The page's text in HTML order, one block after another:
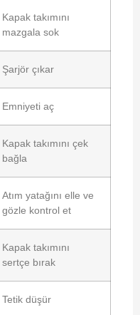
Kapak takımını
mazgala sok
Şarjör çıkar
Emniyeti aç
Kapak takımını çek
bağla
Atım yatağını elle ve
gözle kontrol et
Kapak takımını
sertçe bırak
Tetik düşür